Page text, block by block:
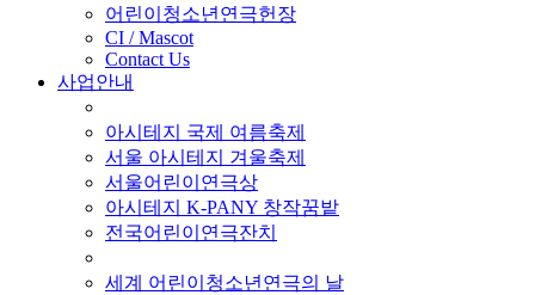
어린이청소년연극헌장
CI / Mascot
Contact Us
사업안내
아시테지 국제 여름축제
서울 아시테지 겨울축제
서울어린이연극상
아시테지 K-PANY 창작꿈밭
전국어린이연극잔치
세계 어린이청소년연극의 날